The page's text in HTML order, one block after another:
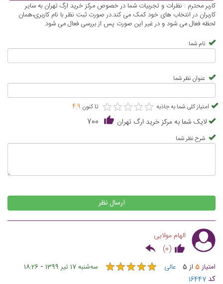
کاربر محترم : نظرات و تجربیات شما در خصوص مرکز خرید ارگ تهران به سایر
کاربران در انتخاب های خود کمک می کند.در صورت ثبت نظر با نام کاربری،همان
لحظه فعال می شود و در غیر این صورت پس از بررسی فعال می شود.
نام شما
عنوان نظر شما
امتیاز کلی شما به جاذبه ★★★★★
★★★★★ تا کنون 4.9
لایک شما به مرکز خرید ارگ تهران 700
شرح نظر شما
ارسال نظر
الهام مولایی
(
0
)
امتیاز5 از 5 عالی ★★★★★
★★★★★ ﺳﻪشنبه 17 تیر 1399 -
18:26
کد 16447